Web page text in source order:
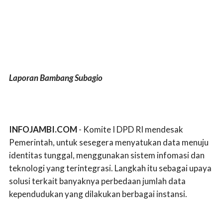
Laporan Bambang Subagio
INFOJAMBI.COM- Komite I DPD RI mendesak
Pemerintah, untuk sesegera menyatukan data menuju
identitas tunggal, menggunakan sistem infomasi dan
teknologi yang terintegrasi. Langkah itu sebagai upaya
solusi terkait banyaknya perbedaan jumlah data
kependudukan yang dilakukan berbagai instansi.